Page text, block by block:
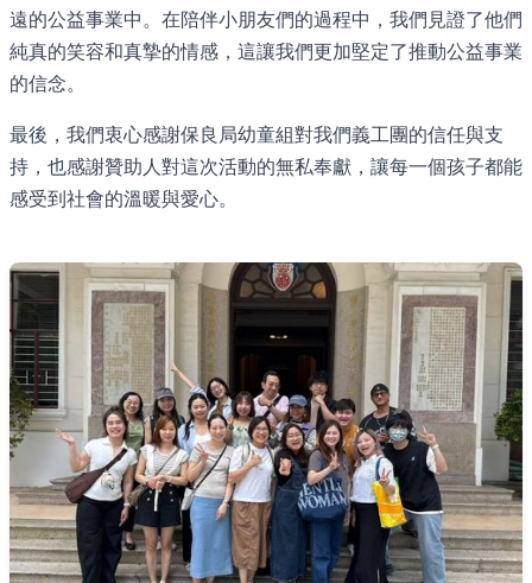
遠的公益事業中。在陪伴小朋友們的過程中，我們見證了他們
純真的笑容和真摯的情感，這讓我們更加堅定了推動公益事業
的信念。
最後，我們衷心感謝保良局幼童組對我們義工團的信任與支
持，也感謝贊助人對這次活動的無私奉獻，讓每一個孩子都能
感受到社會的溫暖與愛心。